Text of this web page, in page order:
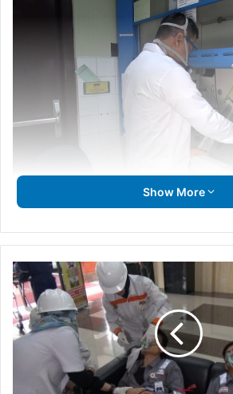
Show More
Local
Emergency
Drill
Training
Section
Berlangsung